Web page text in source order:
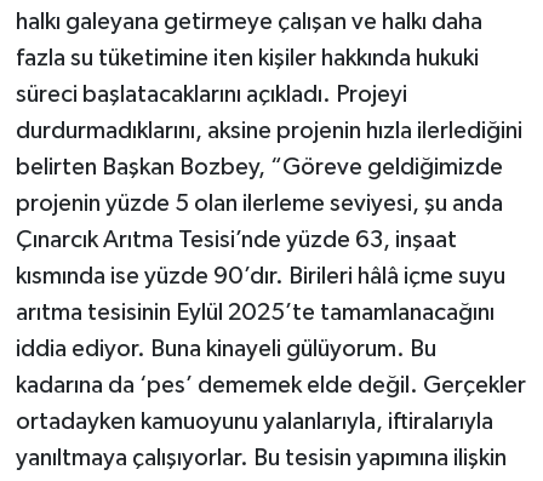
halkı galeyana getirmeye çalışan ve halkı daha
fazla su tüketimine iten kişiler hakkında hukuki
süreci başlatacaklarını açıkladı. Projeyi
durdurmadıklarını, aksine projenin hızla ilerlediğini
belirten Başkan Bozbey, “Göreve geldiğimizde
projenin yüzde 5 olan ilerleme seviyesi, şu anda
Çınarcık Arıtma Tesisi’nde yüzde 63, inşaat
kısmında ise yüzde 90’dır. Birileri hâlâ içme suyu
arıtma tesisinin Eylül 2025’te tamamlanacağını
iddia ediyor. Buna kinayeli gülüyorum. Bu
kadarına da ‘pes’ dememek elde değil. Gerçekler
ortadayken kamuoyunu yalanlarıyla, iftiralarıyla
yanıltmaya çalışıyorlar. Bu tesisin yapımına ilişkin